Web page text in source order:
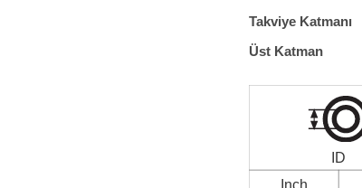
Takviye Katmanı
Üst Katman